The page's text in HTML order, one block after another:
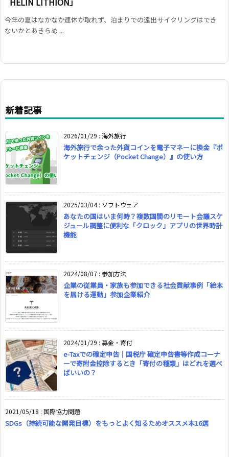
今年の夏はなかなか連休が取れず、泊まりでの遠出サイクリングはでき
ないかとあきらめ ...
新着記事
2026/01/29 : 海外旅行
海外旅行で余った外貨コインを電子マネーに換金『ポ
ケットチェンジ（Pocket Change）』の使い方
2025/03/04: ソフトウェア
あなたの国はいま何時？複数国間のリモート会議スケ
ジュール調整に便利な「クロック」アプリの世界時計
機能
2024/08/07 : 参加方法
企業の従業員・家族も参加できる社会貢献事例「絵本
を届ける運動」参加企業紹介
2024/01/29 : 募金・寄付
e-Taxでの確定申告｜国税庁 確定申告書等作成コーナ
ーで寄附金控除するとき「寄付の種類」はどれを選べ
ばいいの？
2021/05/18 : 国際協力問題
SDGs（持続可能な開発目標）をもっとよく知るためオススメ本16選